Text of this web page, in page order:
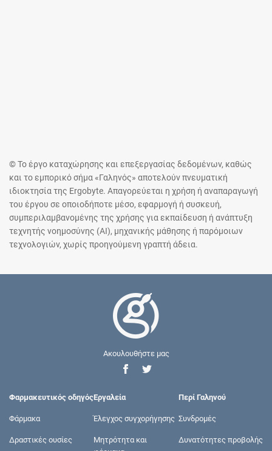
© Το έργο καταχώρησης και επεξεργασίας δεδομένων, καθώς
και το εμπορικό σήμα «Γαληνός» αποτελούν πνευματική
ιδιοκτησία της Ergobyte. Απαγορεύεται η χρήση ή αναπαραγωγή
του έργου σε οποιοδήποτε μέσο, εφαρμογή ή συσκευή,
συμπεριλαμβανομένης της χρήσης για εκπαίδευση ή ανάπτυξη
τεχνητής νοημοσύνης (AI), μηχανικής μάθησης ή παρόμοιων
τεχνολογιών, χωρίς προηγούμενη γραπτή άδεια.
Ακουλουθήστε μας
Φαρμακευτικός οδηγός
Φάρμακα
Δραστικές ουσίες
Εργαλεία
Έλεγχος συγχορήγησης
Μητρότητα και
Περί Γαληνού
Συνδρομές
Δυνατότητες προβολής